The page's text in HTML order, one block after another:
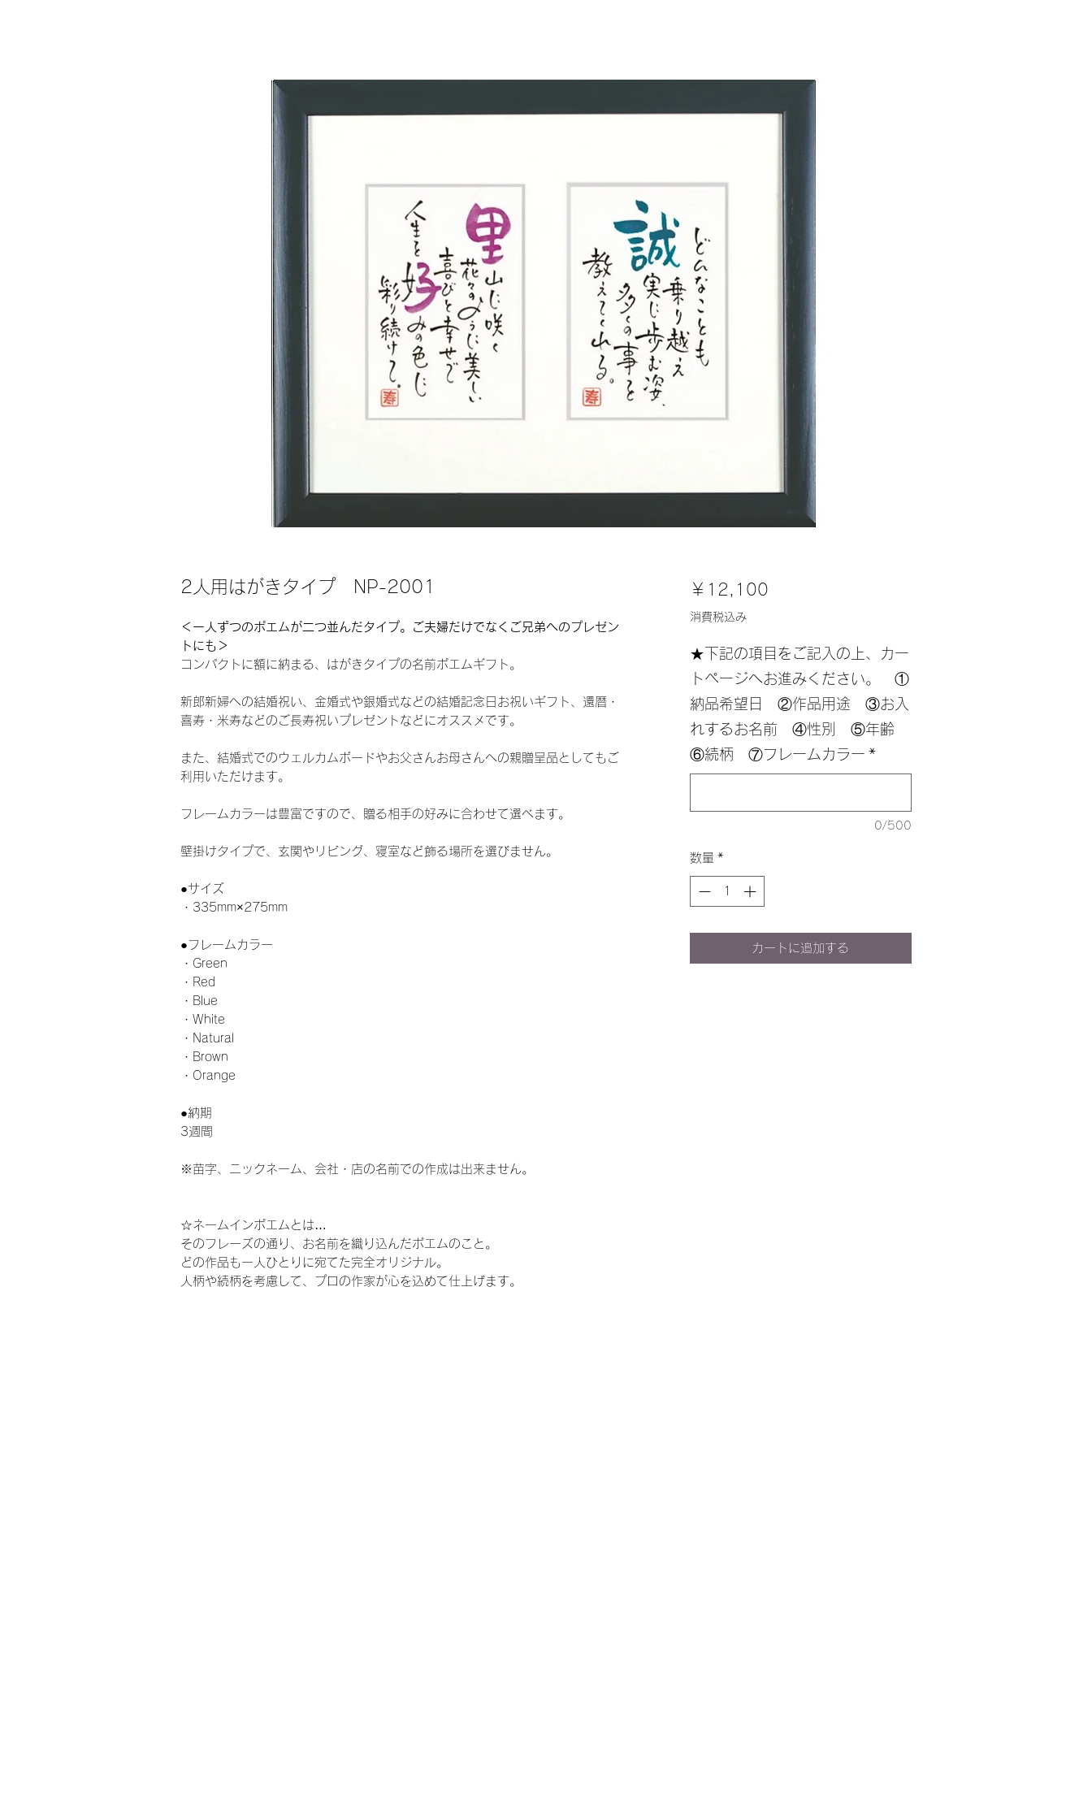
2人用はがきタイプ NP-2001
＜一人ずつのポエムが二つ並んだタイプ。ご夫婦だけでなくご兄弟へのプレゼン
トにも＞
コンパクトに額に納まる、はがきタイプの名前ポエムギフト。
新郎新婦への結婚祝い、金婚式や銀婚式などの結婚記念日お祝いギフト、還暦・
喜寿・米寿などのご長寿祝いプレゼントなどにオススメです。
また、結婚式でのウェルカムボードやお父さんお母さんへの親贈呈品としてもご
利用いただけます。
フレームカラーは豊富ですので、贈る相手の好みに合わせて選べます。
壁掛けタイプで、玄関やリビング、寝室など飾る場所を選びません。
●サイズ
・335mm×275mm
●フレームカラー
・Green
・Red
・Blue
・White
・Natural
・Brown
・Orange
●納期
3週間
※苗字、ニックネーム、会社・店の名前での作成は出来ません。
☆ネームインポエムとは…
そのフレーズの通り、お名前を織り込んだポエムのこと。
どの作品も一人ひとりに宛てた完全オリジナル。
人柄や続柄を考慮して、プロの作家が心を込めて仕上げます。
￥12,100価
消費税込み
★下記の項目をご記入の上、カー
トページへお進みください。 ①
納品希望日 ②作品用途 ③お入
れするお名前 ④性別 ⑤年齢
⑥続柄 ⑦フレームカラー *
0/500
数量 *
カートに追加する